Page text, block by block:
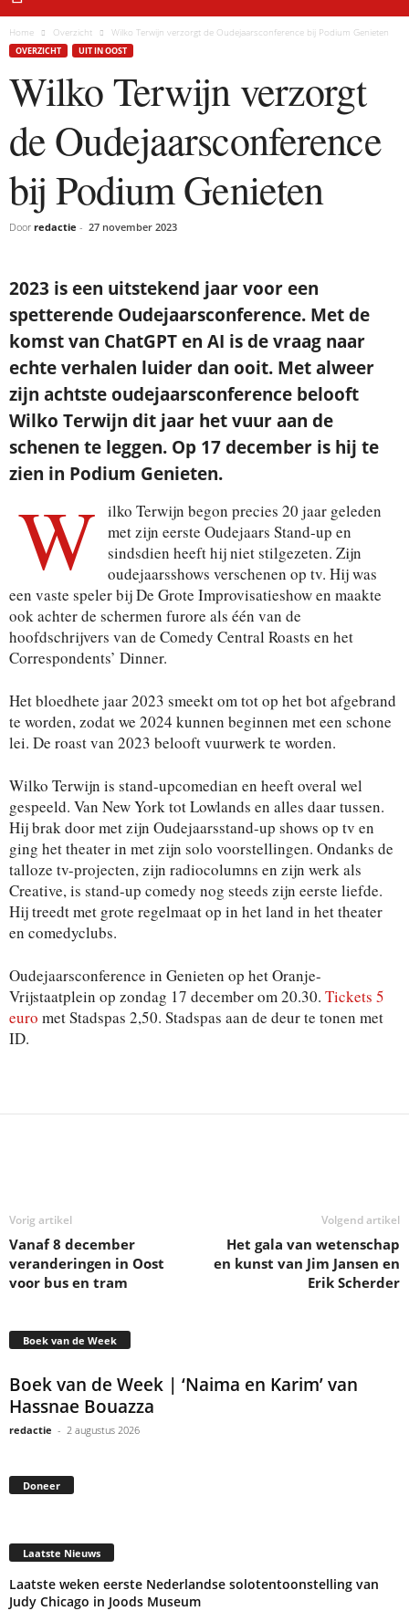
Home Overzicht Wilko Terwijn verzorgt de Oudejaarsconference bij Podium Genieten
OVERZICHT UIT IN OOST
Wilko Terwijn verzorgt
de Oudejaarsconference
bij Podium Genieten
Door redactie - 27 november 2023
2023 is een uitstekend jaar voor een
spetterende Oudejaarsconference. Met de
komst van ChatGPT en AI is de vraag naar
echte verhalen luider dan ooit. Met alweer
zijn achtste oudejaarsconference belooft
Wilko Terwijn dit jaar het vuur aan de
schenen te leggen. Op 17 december is hij te
zien in Podium Genieten.
W
ilko Terwijn begon precies 20 jaar geleden
met zijn eerste Oudejaars Stand-up en
sindsdien heeft hij niet stilgezeten. Zijn
oudejaarsshows verschenen op tv. Hij was
een vaste speler bij De Grote Improvisatieshow en maakte
ook achter de schermen furore als één van de
hoofdschrijvers van de Comedy Central Roasts en het
Correspondents’ Dinner.
Het bloedhete jaar 2023 smeekt om tot op het bot afgebrand
te worden, zodat we 2024 kunnen beginnen met een schone
lei. De roast van 2023 belooft vuurwerk te worden.
Wilko Terwijn is stand-upcomedian en heeft overal wel
gespeeld. Van New York tot Lowlands en alles daar tussen.
Hij brak door met zijn Oudejaarsstand-up shows op tv en
ging het theater in met zijn solo voorstellingen. Ondanks de
talloze tv-projecten, zijn radiocolumns en zijn werk als
Creative, is stand-up comedy nog steeds zijn eerste liefde.
Hij treedt met grote regelmaat op in het land in het theater
en comedyclubs.
Oudejaarsconference in Genieten op het Oranje-
Vrijstaatplein op zondag 17 december om 20.30. Tickets 5
euro met Stadspas 2,50. Stadspas aan de deur te tonen met
ID.
Vorig artikel
Vanaf 8 december
veranderingen in Oost
voor bus en tram
Volgend artikel
Het gala van wetenschap
en kunst van Jim Jansen en
Erik Scherder
Boek van de Week
Boek van de Week | ‘Naima en Karim’ van
Hassnae Bouazza
redactie - 2 augustus 2026
Doneer
Laatste Nieuws
Laatste weken eerste Nederlandse solotentoonstelling van
Judy Chicago in Joods Museum